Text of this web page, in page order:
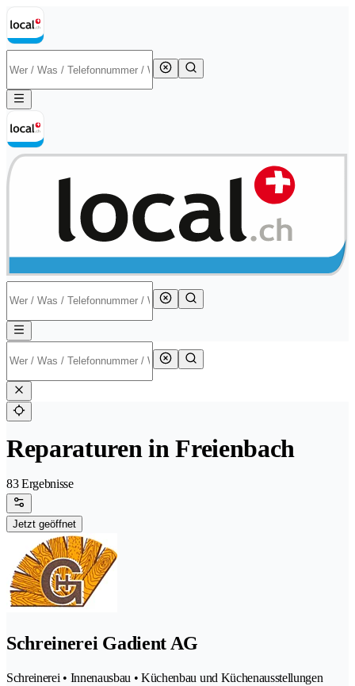
Reparaturen in Freienbach
83 Ergebnisse
Jetzt geöffnet
Schreinerei Gadient AG
Schreinerei • Innenausbau • Küchenbau und Küchenausstellungen